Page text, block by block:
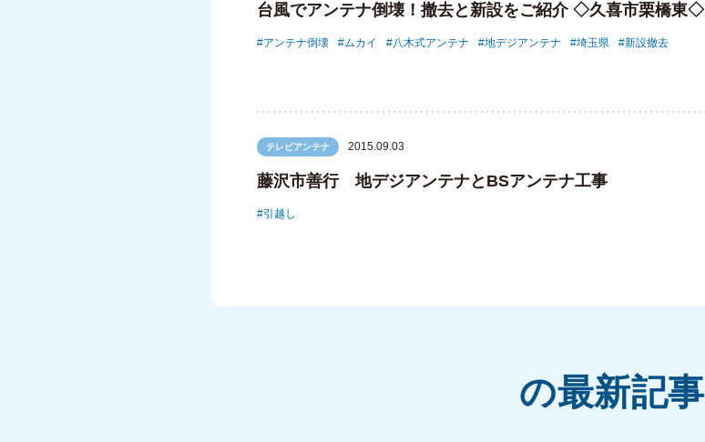
台風でアンテナ倒壊！撤去と新設をご紹介 ◇久喜市栗橋東◇
アンテナ倒壊 ムカイ 八木式アンテナ 地デジアンテナ 埼玉県 新設撤去
テレビアンテナ 2015.09.03
藤沢市善行 地デジアンテナとBSアンテナ工事
引越し
の最新記事